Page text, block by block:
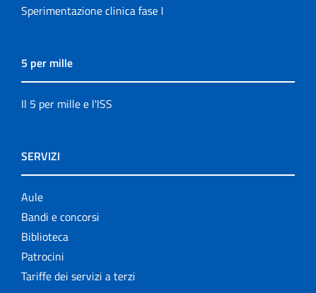
Sperimentazione clinica fase I
5 per mille
Il 5 per mille e l'ISS
SERVIZI
Aule
Bandi e concorsi
Biblioteca
Patrocini
Tariffe dei servizi a terzi